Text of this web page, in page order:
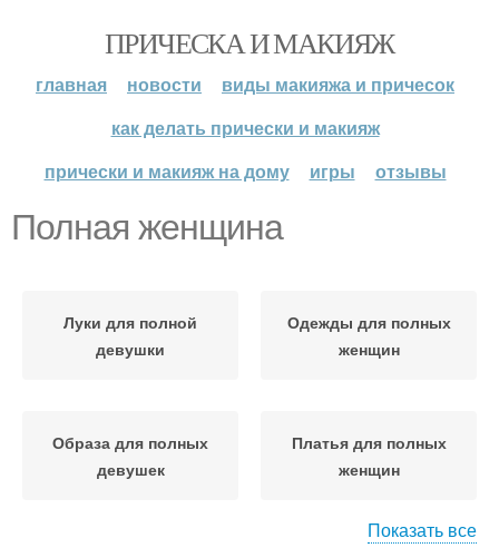
ПРИЧЕСКА И МАКИЯЖ
главная новости
виды макияжа и причесок
как делать прически и макияж
прически и макияж на дому
игры отзывы
Полная женщина
Луки для полной
девушки
Одежды для полных
женщин
Образа для полных
девушек
Платья для полных
женщин
Показать все